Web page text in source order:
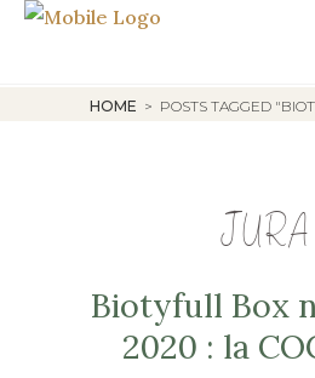
HOME > POSTS TAGGED
JURA
Biotyfull Box
2020 : la